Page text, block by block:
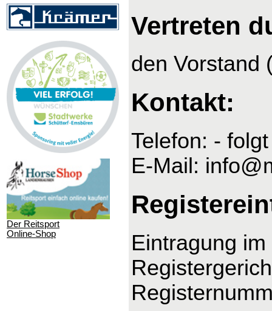
Der Reitsport
Online-Shop
Vertreten
den Vorstand
Kontakt:
Telefon: -
E-Mail:
Eintragung